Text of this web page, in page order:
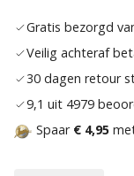
Gratis bezorgd
Veilig achteraf
30 dagen retour
9,1 uit 4979
Spaar € 4,95